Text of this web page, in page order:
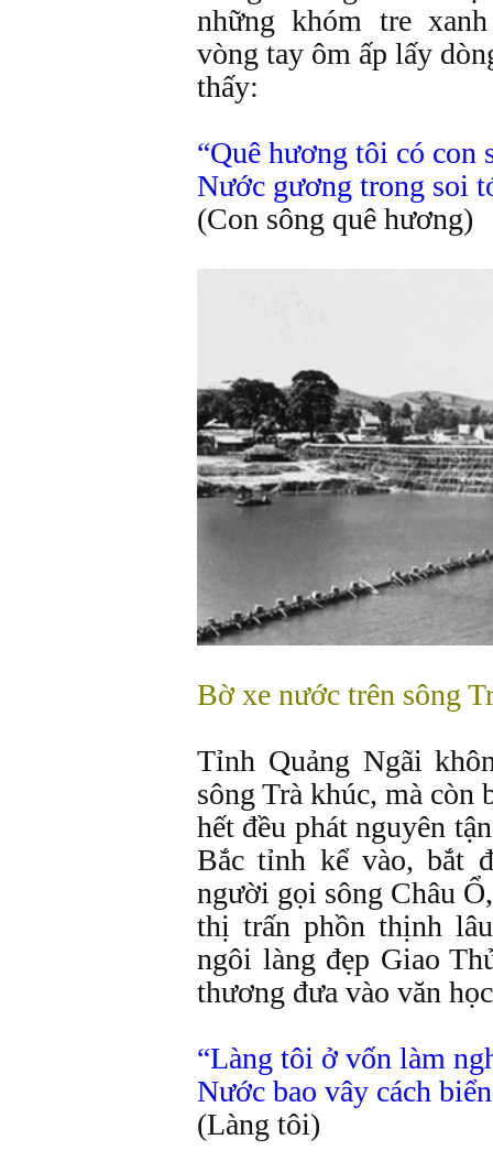
những khóm tre
vòng tay ôm ấp lấy
thấy:
“Quê hương tôi có con
Nước gương trong soi
(Con sông quê hương)
Bờ xe nước trên sông
Tỉnh Quảng Ngãi
sông Trà khúc, mà còn
hết đều phát nguyên
Bắc tỉnh kể vào, bắt
người gọi sông Châu
thị trấn phồn thịnh
ngôi làng đẹp Giao
thương đưa vào văn
“Làng tôi ở vốn làm
Nước bao vây cách
(Làng tôi)